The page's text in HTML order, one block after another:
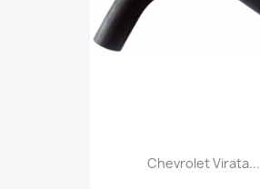
Chevrolet Virata...